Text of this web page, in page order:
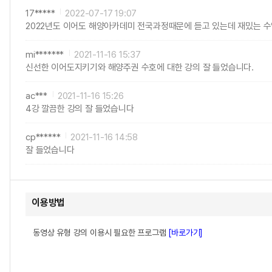
17*****
2022-07-17 19:07
2022년도 이어도 해양아카데미 전국과정때문에 듣고 있는데 재밌는
mi*******
2021-11-16 15:37
신선한 이어도지키기와 해양주권 수호에 대한 강의 잘 들었습니다.
ac***
2021-11-16 15:26
4강 깔끔한 강의 잘 들었습니다
cp******
2021-11-16 14:58
잘 들었습니다
이용방법
동영상 유형 강의 이용시 필요한 프로그램 [바로가기]